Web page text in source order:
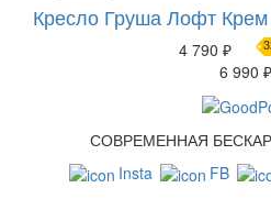
Кресло Груша Лофт
4 790 ₽
6 990 ₽
СОВРЕМЕННАЯ
Insta
FB